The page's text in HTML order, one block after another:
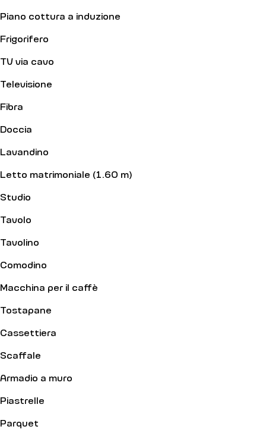
Piano cottura a induzione
Frigorifero
TV via cavo
Televisione
Fibra
Doccia
Lavandino
Letto matrimoniale (1.60 m)
Studio
Tavolo
Tavolino
Comodino
Macchina per il caffè
Tostapane
Cassettiera
Scaffale
Armadio a muro
Piastrelle
Parquet